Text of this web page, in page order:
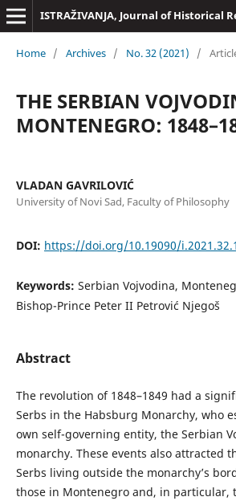
ISTRAŽIVANJA, Јournal of Historical
Home / Archives / No. 32 (2021) /
THE SERBIAN
MONTENEGRO:
VLADAN GAVRILOVIĆ
University of Novi Sad, Faculty of Philosophy
DOI: https://doi.org/10.19090/
Keywords: Serbian Vojvodina,
Bishop-Prince Peter II Petrović Njegoš
Abstract
The revolution of 1848–1849 had a
Serbs in the Habsburg Monarchy, who
own self-governing entity, the Serbian
monarchy. These events also attracted
Serbs living outside the monarchy’s
those in Montenegro and, in particular,